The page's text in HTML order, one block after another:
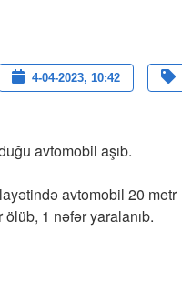
4-04-2023, 10:42
avtomobil aşıb.
avtomobil 20 metr
1 nəfər yaralanıb.